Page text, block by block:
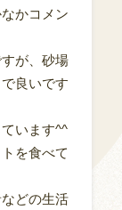
かコメン
が、砂場
良いです
います^^
を食べて
どの生活